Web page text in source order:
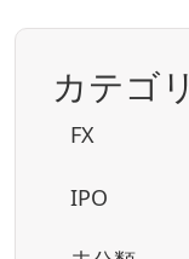
カテゴリ
FX
IPO